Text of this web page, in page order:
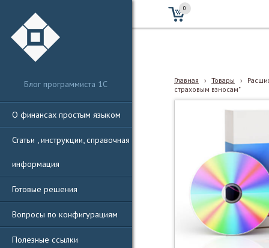
Блог программиста 1С
О финансах простым языком
Статьи , инструкции, справочная
информация
Готовые решения
Вопросы по конфигурациям
Полезные ссылки
0
Главная › Товары ›
страховым взносам"